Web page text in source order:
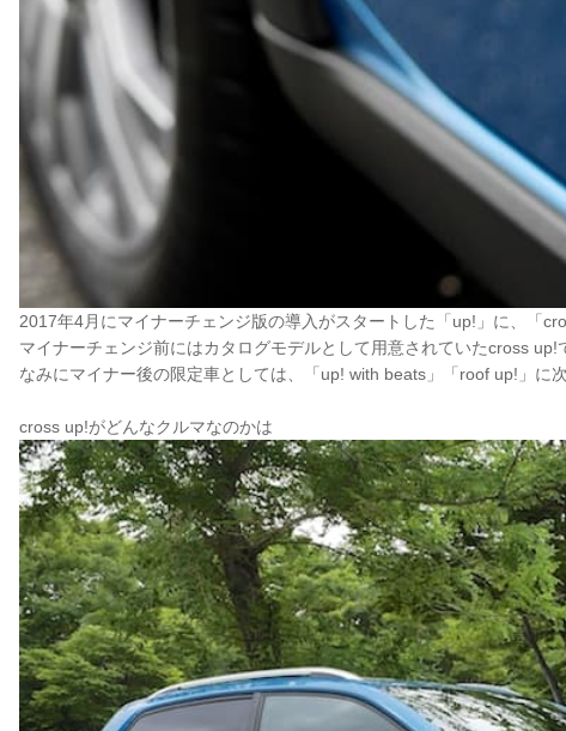
2017年4月にマイナーチェンジ版の導入がスタートした「up!」に、「
マイナーチェンジ前にはカタログモデルとして用意されていたcross
なみにマイナー後の限定車としては、「up! with beats」「roof up!」に次
cross up!がどんなクルマなのかは